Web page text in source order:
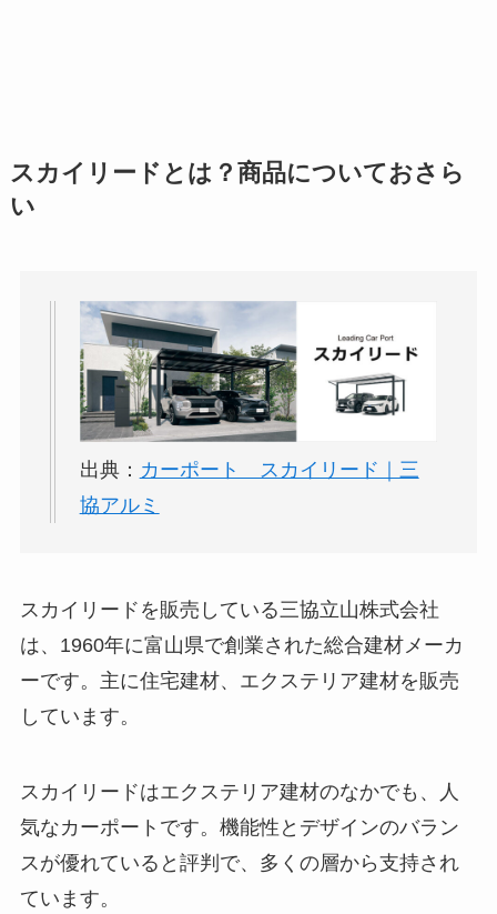
スカイリードとは？商品についておさら
い
出典： カーポート スカイリード｜三
協アルミ
スカイリードを販売している三協立山株式会社
は、1960年に富山県で創業された総合建材メーカ
ーです。主に住宅建材、エクステリア建材を販売
しています。
スカイリードはエクステリア建材のなかでも、人
気なカーポートです。機能性とデザインのバラン
スが優れていると評判で、多くの層から支持され
ています。